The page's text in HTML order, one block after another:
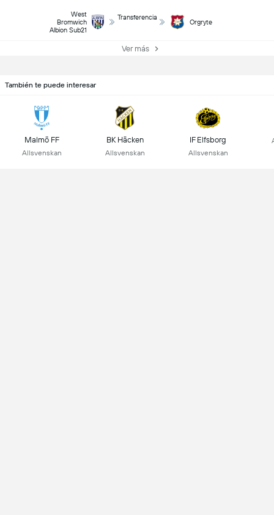
West
Bromwich
Albion Sub21
Transferencia
Orgryte
Ver más
También te puede interesar
Malmö FF
Allsvenskan
BK Häcken
Allsvenskan
IF Elfsborg
Allsvenskan